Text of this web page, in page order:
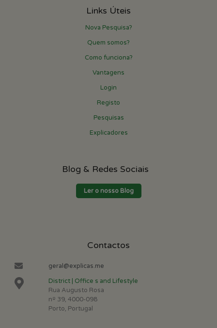
Links Úteis
Nova Pesquisa?
Quem somos?
Como funciona?
Vantagens
Login
Registo
Pesquisas
Explicadores
Blog & Redes Sociais
Ler o nosso Blog
Contactos
geral@explicas.me
District | Office s and Lifestyle
Rua Augusto Rosa
nº 39, 4000-098
Porto, Portugal